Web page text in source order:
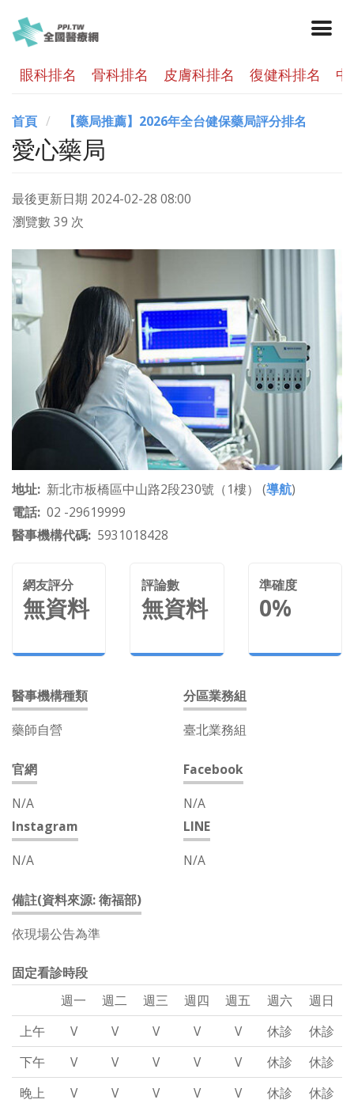
眼科排名 骨科排名 皮膚科排名 復健科排名
首頁 【藥局推薦】2026年全台健保藥局評分排名
愛心藥局
最後更新日期 2024-02-28 08:00
瀏覽數 39 次
地址 新北市板橋區中山路2段230號（1樓） (導航)
電話 02 -29619999
醫事機構代碼 5931018428
網友評分
無資料
評論數
無資料
準確度
0%
醫事機構種類
藥師自營
分區業務組
臺北業務組
官網
N/A
Facebook
N/A
Instagram
N/A
LINE
N/A
備註(資料來源: 衛福部)
依現場公告為準
固定看診時段
週一
週二 週三 週四 週五 週六
週日
上午
V V V V V 休診
休診
下午
V V V V V 休診
休診
晚上
V V V V V 休診 休診